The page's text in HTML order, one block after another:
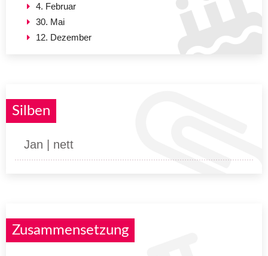
4. Februar
30. Mai
12. Dezember
Silben
Jan | nett
Zusammensetzung